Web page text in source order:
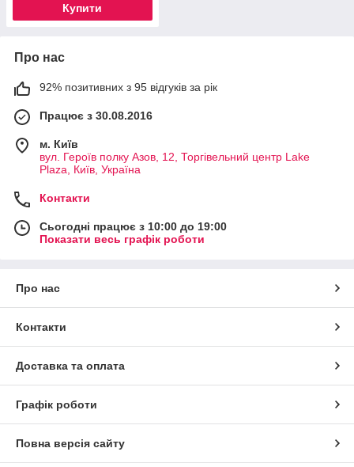
Купити
Про нас
92% позитивних з 95 відгуків за рік
Працює з 30.08.2016
м. Київ
вул. Героїв полку Азов, 12, Торгівельний центр Lake
Plaza, Київ, Україна
Контакти
Сьогодні працює з 10:00 до 19:00
Показати весь графік роботи
Про нас
Контакти
Доставка та оплата
Графік роботи
Повна версія сайту